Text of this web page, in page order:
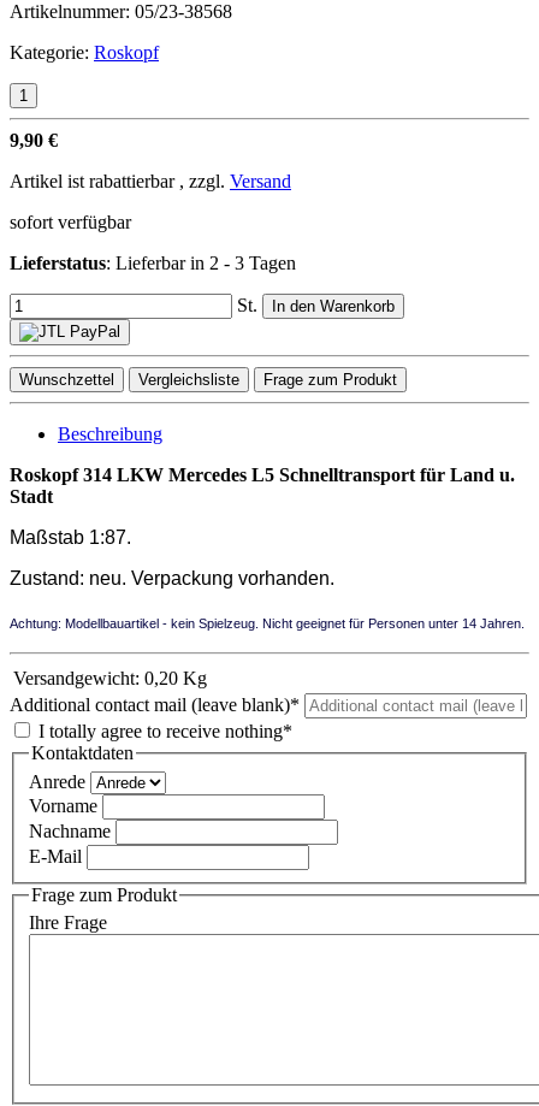
Artikelnummer: 05/23-38568
Kategorie: Roskopf
9,90 €
Artikel ist rabattierbar , zzgl. Versand
sofort verfügbar
Lieferstatus: Lieferbar in 2 - 3 Tagen
St. In den Warenkorb
Wunschzettel Vergleichsliste Frage zum Produkt
Beschreibung
Roskopf 314 LKW Mercedes L5 Schnelltransport für Land u.
Stadt
Maßstab 1:87.
Zustand: neu. Verpackung vorhanden.
Achtung: Modellbauartikel - kein Spielzeug. Nicht geeignet für Personen unter 14 Jahren.
Versandgewicht: 0,20 Kg
Additional contact mail (leave blank)*
I totally agree to receive nothing*
Kontaktdaten
Anrede
Vorname
Nachname
E-Mail
Frage zum Produkt
Ihre Frage